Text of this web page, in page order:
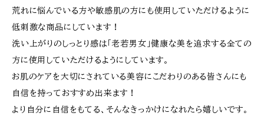
荒れに悩んでいる方や敏感肌の方にも使用していただけるように
低刺激な商品にしています！
洗い上がりのしっとり感は「老若男女」健康な美を追求する全ての
方に使用していただけるようにしています。
お肌のケアを大切にされている美容にこだわりのある皆さんにも
自信を持っておすすめ出来ます！
より自分に自信をもてる、そんなきっかけになれたら嬉しいです。